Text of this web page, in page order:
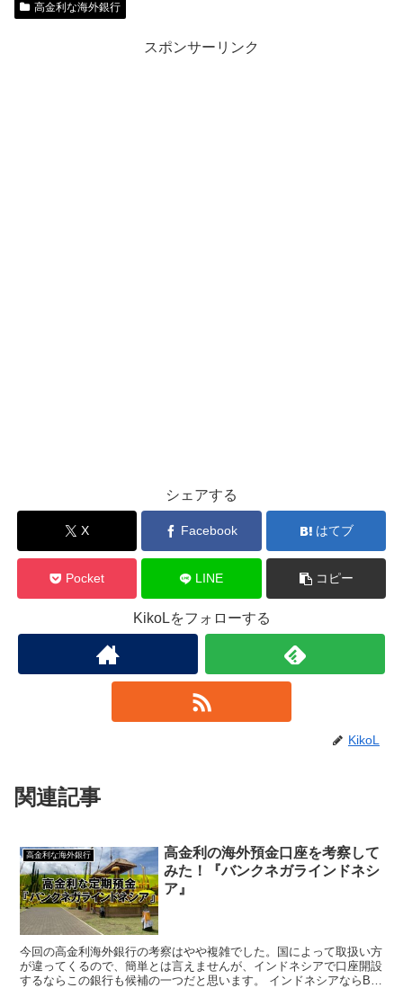
高金利な海外銀行
スポンサーリンク
シェアする
X Facebook はてブ
Pocket LINE コピー
KikoLをフォローする
KikoL
関連記事
高金利な海外銀行
高金利の海外預金口座を考察して
みた！『バンクネガラインドネシ
ア』
今回の高金利海外銀行の考察はやや複雑でした。国によって取扱い方
が違ってくるので、簡単とは言えませんが、インドネシアで口座開設
するならこの銀行も候補の一つだと思います。 インドネシアならBNI